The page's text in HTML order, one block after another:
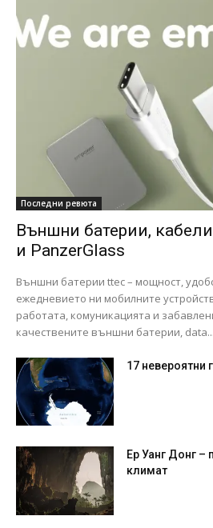
Последни ревюта
Външни батерии,
и PanzerGlass
Външни батерии ttec – мощност,
ежедневието ни мобилните
работата, комуникацията и
качествените външни батерии, data...
17 невероятни
Ер Уанг Донг –
климат